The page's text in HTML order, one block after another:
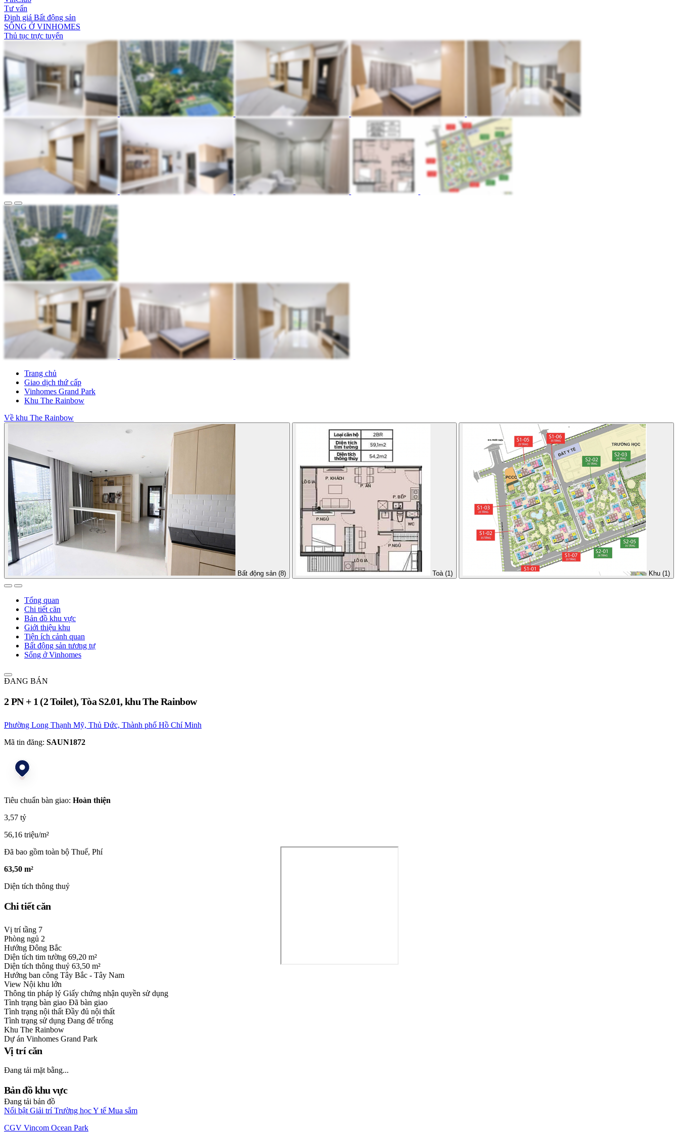
Tư vấn
Định giá Bất động sản
SỐNG Ở VINHOMES
Thủ tục trực tuyến
Trang chủ
Giao dịch thứ cấp
Vinhomes Grand Park
Khu The Rainbow
Về khu The Rainbow
Bất động sản (8) Toà (1) Khu (1)
Tổng quan
Chi tiết căn
Bản đồ khu vực
Giới thiệu khu
Tiện ích cảnh quan
Bất động sản tương tự
Sống ở Vinhomes
ĐANG BÁN
2 PN + 1 (2 Toilet), Tòa S2.01, khu The Rainbow
Phường Long Thạnh Mỹ, Thủ Đức, Thành phố Hồ Chí Minh
Mã tin đăng: SAUN1872
Tiêu chuẩn bàn giao: Hoàn thiện
3,57 tỷ
56,16 triệu/m²
Đã bao gồm toàn bộ Thuế, Phí
63,50 m²
Diện tích thông thuỷ
Chi tiết căn
Vị trí tầng 7
Phòng ngủ 2
Hướng Đông Bắc
Diện tích tim tường 69,20 m²
Diện tích thông thuỷ 63,50 m²
Hướng ban công Tây Bắc - Tây Nam
View Nội khu lớn
Thông tin pháp lý Giấy chứng nhận quyền sử dụng
Tình trạng bàn giao Đã bàn giao
Tình trạng nội thất Đầy đủ nội thất
Tình trạng sử dụng Đang để trống
Khu The Rainbow
Dự án Vinhomes Grand Park
Vị trí căn
Đang tải mặt bằng...
Bản đồ khu vực
Đang tải bản đồ
Nổi bật Giải trí Trường họcY tế Mua sắm
CGV Vincom Ocean Park